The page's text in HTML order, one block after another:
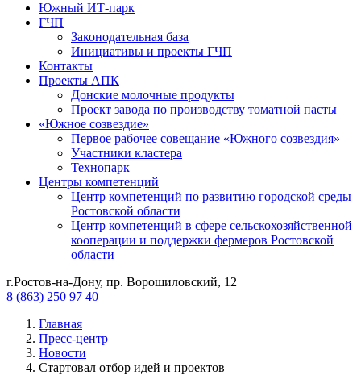
Южный ИТ-парк
ГЧП
Законодательная база
Инициативы и проекты ГЧП
Контакты
Проекты АПК
Донские молочные продукты
Проект завода по производству томатной пасты
«Южное созвездие»
Первое рабочее совещание «Южного созвездия»
Участники кластера
Технопарк
Центры компетенций
Центр компетенций по развитию городской среды
Ростовской области
Центр компетенций в сфере сельскохозяйственной
кооперации и поддержки фермеров Ростовской
области
г.Ростов-на-Дону, пр. Ворошиловский, 12
8 (863) 250 97 40
Главная
Пресс-центр
Новости
Стартовал отбор идей и проектов